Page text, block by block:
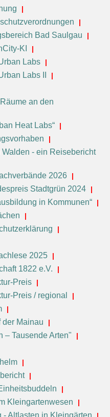
Bad Saulgau
KI
Labs
Labs II
an den
Heat Labs“
- ein Reisebericht
2026
Stadtgrün 2024
in Kommunen“
2025
1822 e.V.
Preis
Preis / regional
der Mainau
– Tausende Arten"
Kleingartenwesen
- Altlasten in Kleingärten